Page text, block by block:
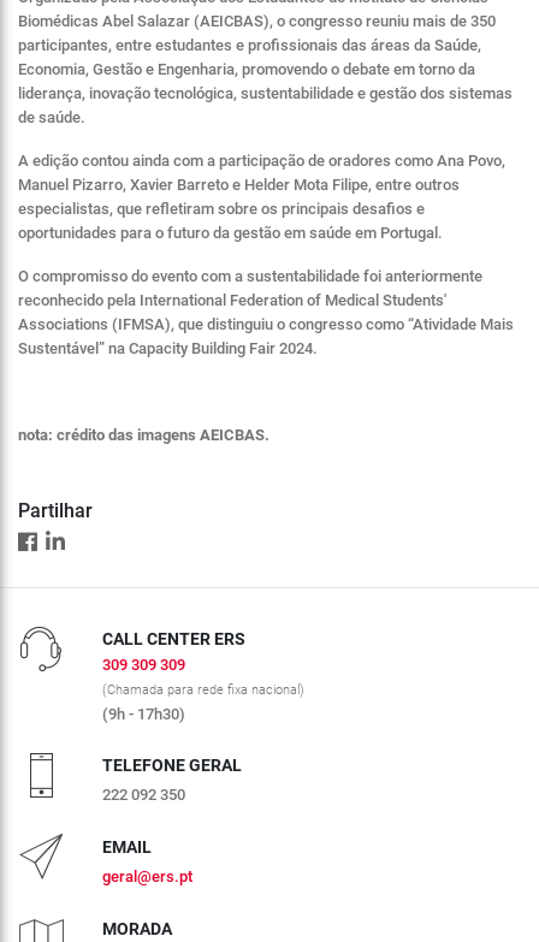
Biomédicas Abel Salazar (AEICBAS), o congresso reuniu mais de 350
participantes, entre estudantes e profissionais das áreas da Saúde,
Economia, Gestão e Engenharia, promovendo o debate em torno da
liderança, inovação tecnológica, sustentabilidade e gestão dos sistemas
de saúde.
A edição contou ainda com a participação de oradores como Ana Povo,
Manuel Pizarro, Xavier Barreto e Helder Mota Filipe, entre outros
especialistas, que refletiram sobre os principais desafios e
oportunidades para o futuro da gestão em saúde em Portugal.
O compromisso do evento com a sustentabilidade foi anteriormente
reconhecido pela International Federation of Medical Students'
Associations (IFMSA), que distinguiu o congresso como “Atividade Mais
Sustentável” na Capacity Building Fair 2024.
nota: crédito das imagens AEICBAS.
Partilhar
CALL CENTER ERS
309 309 309
(Chamada para rede fixa nacional)
(9h - 17h30)
TELEFONE GERAL
222 092 350
EMAIL
geral@ers.pt
MORADA